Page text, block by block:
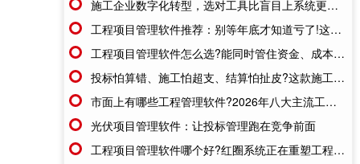
施工企业数字化转型，选对工具比盲目上系统更重要
工程项目管理软件推荐：别等年底才知道亏了!这套系统让每一分钱都有迹可循
工程项目管理软件怎么选?能同时管住资金、成本、进度的才靠谱
投标怕算错、施工怕超支、结算怕扯皮?这款施工成本管理系统一招全解决
市面上有哪些工程管理软件?2026年八大主流工具深度盘点
光伏项目管理软件：让投标管理跑在竞争前面
工程项目管理软件哪个好?红圈系统正在重塑工程企业的"数字大脑"